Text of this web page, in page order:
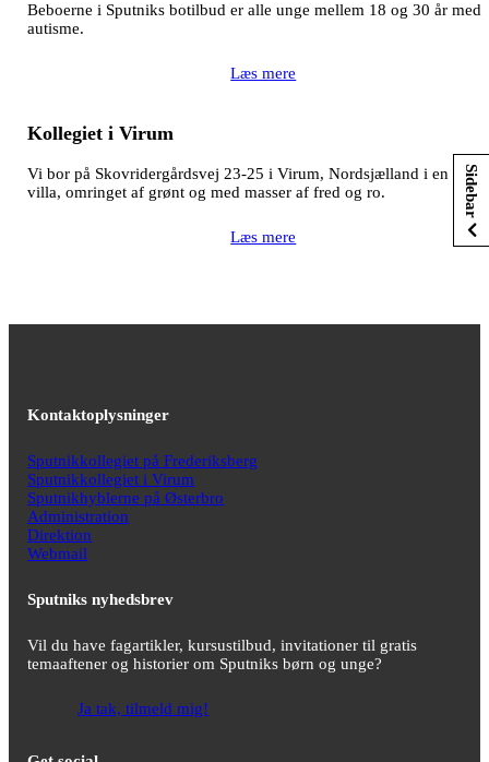
Sidebar
Beboerne i Sputniks botilbud er alle unge mellem 18 og 30 år med
autisme.
Læs mere
Kollegiet i Virum
Vi bor på Skovridergårdsvej 23-25 i Virum, Nordsjælland i en stor
villa, omringet af grønt og med masser af fred og ro.
Læs mere
Kontaktoplysninger
Sputnikkollegiet på Frederiksberg
Sputnikkollegiet i Virum
Sputnikhyblerne på Østerbro
Administration
Direktion
Webmail
Sputniks nyhedsbrev
Vil du have fagartikler, kursustilbud, invitationer til gratis
temaaftener og historier om Sputniks børn og unge?
Ja tak, tilmeld mig!